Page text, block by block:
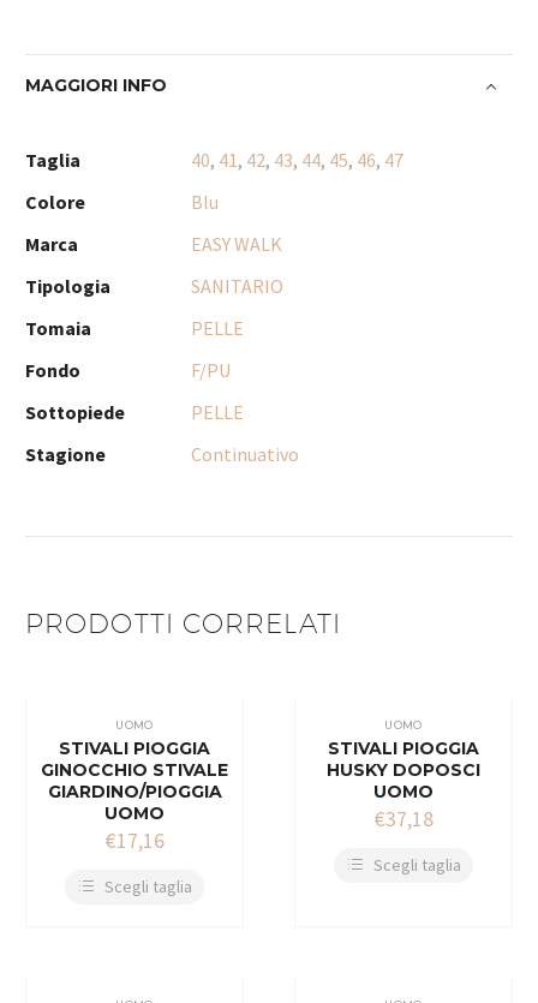
MAGGIORI INFO
Taglia 40, 41, 42, 43, 44, 45, 46, 47
Colore
Blu
Marca
EASY WALK
Tipologia
SANITARIO
Tomaia
PELLE
Fondo
F/PU
Sottopiede
PELLE
Stagione
Continuativo
PRODOTTI CORRELATI
UOMO
STIVALI PIOGGIA
GINOCCHIO STIVALE
GIARDINO/PIOGGIA
UOMO
€17,16
Scegli taglia
UOMO
STIVALI PIOGGIA
HUSKY DOPOSCI
UOMO
€37,18
Scegli taglia